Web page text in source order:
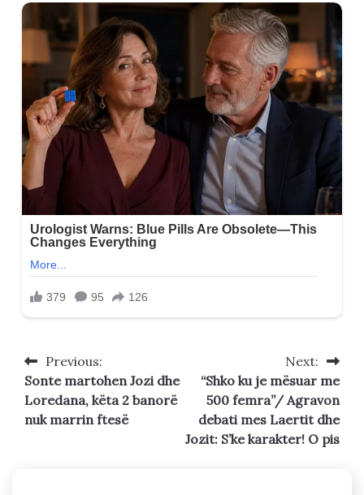
Post
navigation
Previous:
Sonte martohen Jozi dhe
Loredana, këta 2 banorë
nuk marrin ftesë
Next:
“Shko ku je mësuar me
500 femra”/ Agravon
debati mes Laertit dhe
Jozit: S’ke karakter! O pis